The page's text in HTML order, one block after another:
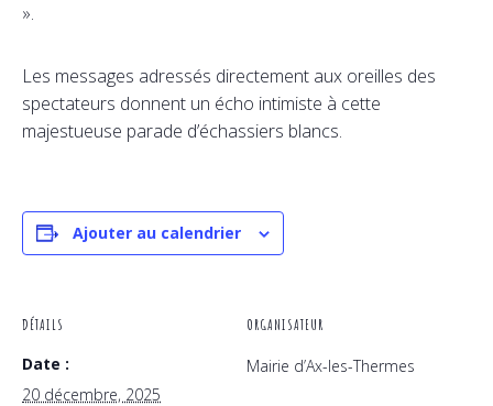
».
Les messages adressés directement aux oreilles des
spectateurs donnent un écho intimiste à cette
majestueuse parade d’échassiers blancs.
Ajouter au calendrier
DÉTAILS
Date :
20 décembre, 2025
ORGANISATEUR
Mairie d’Ax-les-Thermes